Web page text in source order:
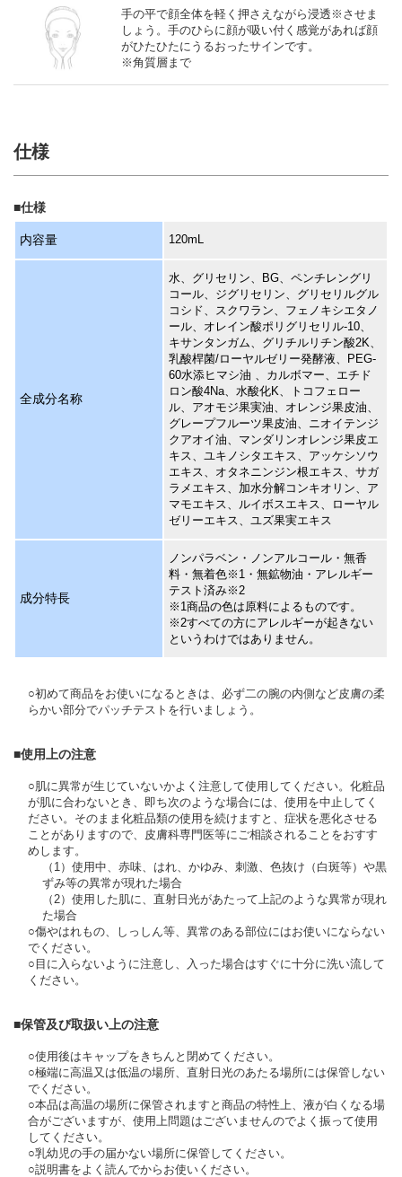
手の平で顔全体を軽く押さえながら浸透※させま
しょう。手のひらに顔が吸い付く感覚があれば顔
がひたひたにうるおったサインです。
※角質層まで
仕様
■仕様
内容量 120mL
全成分名称
水、グリセリン、BG、ペンチレングリ
コール、ジグリセリン、グリセリルグル
コシド、スクワラン、フェノキシエタノ
ール、オレイン酸ポリグリセリル-10、
キサンタンガム、グリチルリチン酸2K、
乳酸桿菌/ローヤルゼリー発酵液、PEG-
60水添ヒマシ油 、カルボマー、エチド
ロン酸4Na、水酸化K、トコフェロー
ル、アオモジ果実油、オレンジ果皮油、
グレープフルーツ果皮油、ニオイテンジ
クアオイ油、マンダリンオレンジ果皮エ
キス、ユキノシタエキス、アッケシソウ
エキス、オタネニンジン根エキス、サガ
ラメエキス、加水分解コンキオリン、ア
マモエキス、ルイボスエキス、ローヤル
ゼリーエキス、ユズ果実エキス
成分特長
ノンパラベン・ノンアルコール・無香
料・無着色※1・無鉱物油・アレルギー
テスト済み※2
※1商品の色は原料によるものです。
※2すべての方にアレルギーが起きない
というわけではありません。
○初めて商品をお使いになるときは、必ず二の腕の内側など皮膚の柔
らかい部分でパッチテストを行いましょう。
■使用上の注意
○肌に異常が生じていないかよく注意して使用してください。化粧品
が肌に合わないとき、即ち次のような場合には、使用を中止してく
ださい。そのまま化粧品類の使用を続けますと、症状を悪化させる
ことがありますので、皮膚科専門医等にご相談されることをおすす
めします。
（1）使用中、赤味、はれ、かゆみ、刺激、色抜け（白斑等）や黒
ずみ等の異常が現れた場合
（2）使用した肌に、直射日光があたって上記のような異常が現れ
た場合
○傷やはれもの、しっしん等、異常のある部位にはお使いにならない
でください。
○目に入らないように注意し、入った場合はすぐに十分に洗い流して
ください。
■保管及び取扱い上の注意
○使用後はキャップをきちんと閉めてください。
○極端に高温又は低温の場所、直射日光のあたる場所には保管しない
でください。
○本品は高温の場所に保管されますと商品の特性上、液が白くなる場
合がございますが、使用上問題はございませんのでよく振って使用
してください。
○乳幼児の手の届かない場所に保管してください。
○説明書をよく読んでからお使いください。